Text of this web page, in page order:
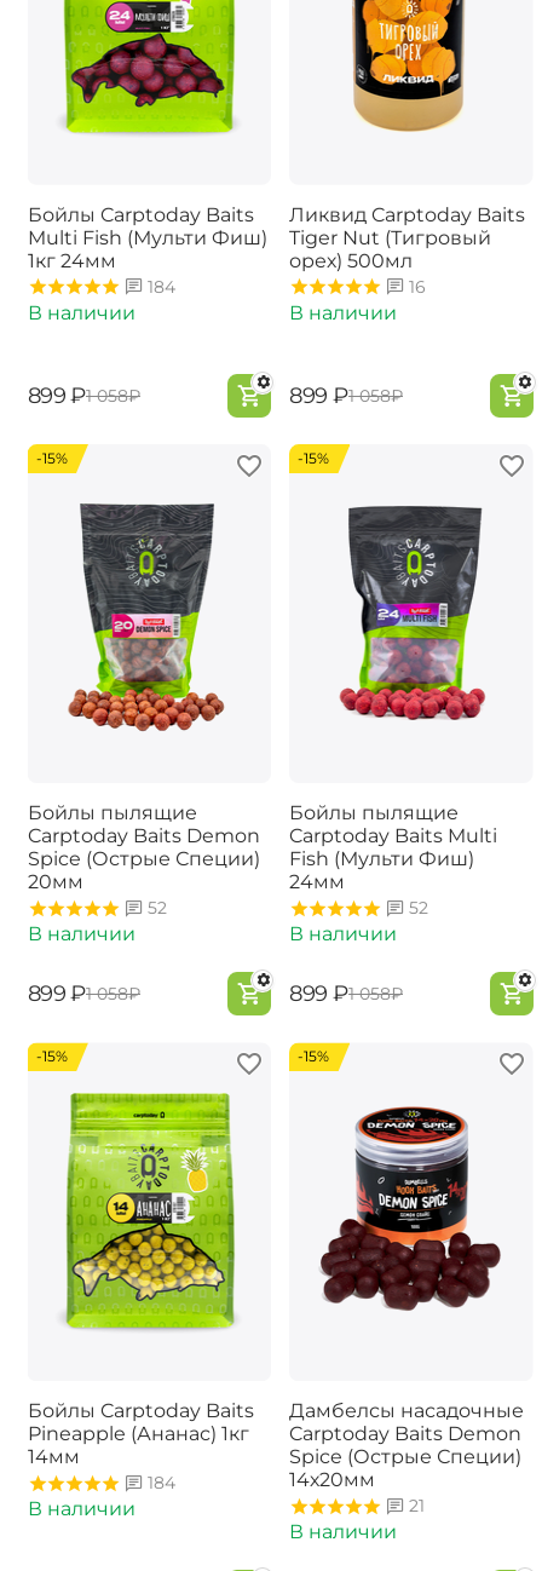
Бойлы Carptoday Baits
Multi Fish (Мульти Фиш)
1кг 24мм
184
В наличии
‍899‍ ₽‍1 058‍₽
Ликвид Carptoday Baits
Tiger Nut (Тигровый
орех) 500мл
16
В наличии
‍899‍ ₽‍1 058‍₽
-15%
Бойлы пылящие
Carptoday Baits Demon
Spice (Острые Специи)
20мм
52
В наличии
‍899‍ ₽‍1 058‍₽
-15%
Бойлы пылящие
Carptoday Baits Multi
Fish (Мульти Фиш)
24мм
52
В наличии
‍899‍ ₽‍1 058‍₽
-15%
Бойлы Carptoday Baits
Pineapple (Ананас) 1кг
14мм
184
В наличии
-15%
Дамбелсы насадочные
Carptoday Baits Demon
Spice (Острые Специи)
14х20мм
21
В наличии